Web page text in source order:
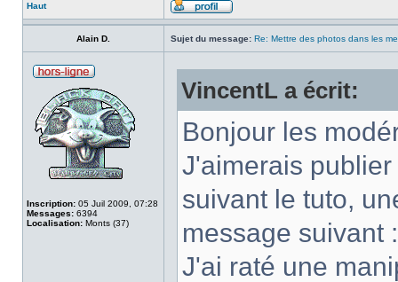
Haut
Alain D. Sujet du message: Re: Mettre des photos dans les
Inscription: 05 Juil 2009, 07:28
Messages: 6394
Localisation: Monts (37)
VincentL a écrit:
Bonjour les
J'aimerais
suivant le tuto,
message suivant
J'ai raté une